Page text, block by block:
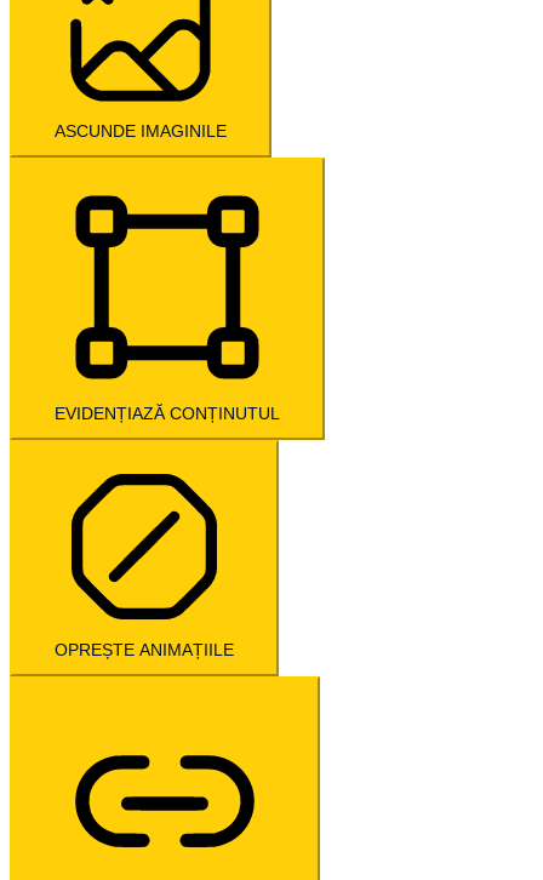
ASCUNDE IMAGINILE
EVIDENȚIAZĂ CONȚINUTUL
OPREȘTE ANIMAȚIILE